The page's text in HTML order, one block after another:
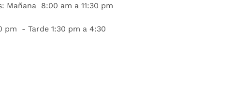
Mañana 8:00 am a 11:30 pm
pm - Tarde 1:30 pm a 4:30